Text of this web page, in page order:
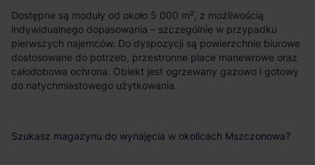
Dostępne są moduły od około 5 000 m², z możliwością
indywidualnego dopasowania – szczególnie w przypadku
pierwszych najemców. Do dyspozycji są powierzchnie biurowe
dostosowane do potrzeb, przestronne place manewrowe oraz
całodobowa ochrona. Obiekt jest ogrzewany gazowo i gotowy
do natychmiastowego użytkowania.
Szukasz magazynu do wynajęcia w okolicach Mszczonowa?